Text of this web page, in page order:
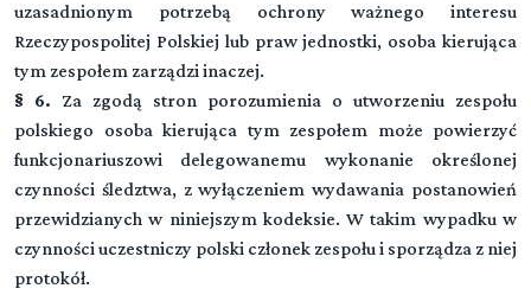
uzasadnionym potrzebą ochrony ważnego interesu
Rzeczypospolitej Polskiej lub praw jednostki, osoba kierująca
tym zespołem zarządzi inaczej.
§ 6. Za zgodą stron porozumienia o utworzeniu zespołu
polskiego osoba kierująca tym zespołem może powierzyć
funkcjonariuszowi delegowanemu wykonanie określonej
czynności śledztwa, z wyłączeniem wydawania postanowień
przewidzianych w niniejszym kodeksie. W takim wypadku w
czynności uczestniczy polski członek zespołu i sporządza z niej
protokół.